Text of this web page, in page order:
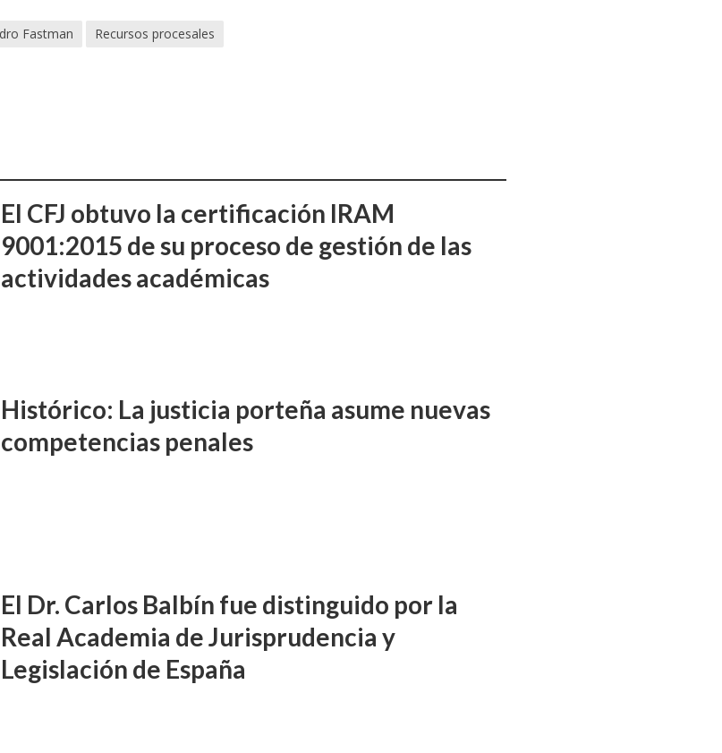
Fastman Recursos procesales
El CFJ obtuvo la certificación IRAM
9001:2015 de su proceso de gestión de las
actividades académicas
Histórico: La justicia porteña asume nuevas
competencias penales
El Dr. Carlos Balbín fue distinguido por la
Real Academia de Jurisprudencia y
Legislación de España